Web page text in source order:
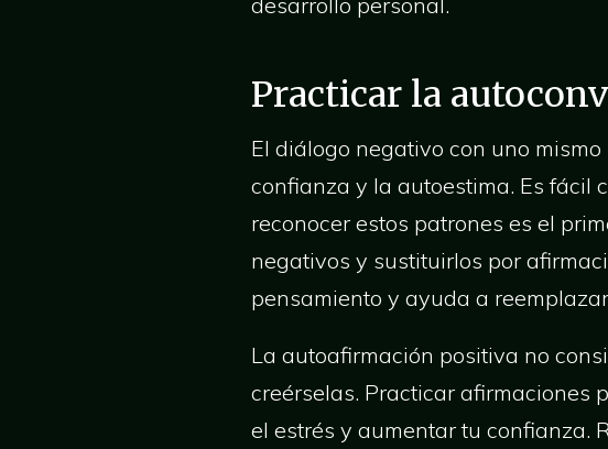
Practicar la
El diálogo negativo con uno
confianza y la autoestima. Es fácil
reconocer estos patrones es el
negativos y sustituirlos por
pensamiento y ayuda a
La autoafirmación positiva no
creérselas. Practicar afirmaciones
el estrés y aumentar tu confianza.